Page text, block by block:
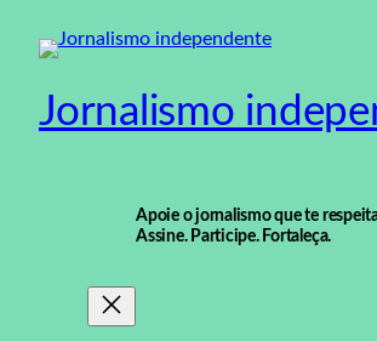
para
conteúdo
Jornalismo
Apoie o jornalismo que te
Assine. Participe. Fortaleça.